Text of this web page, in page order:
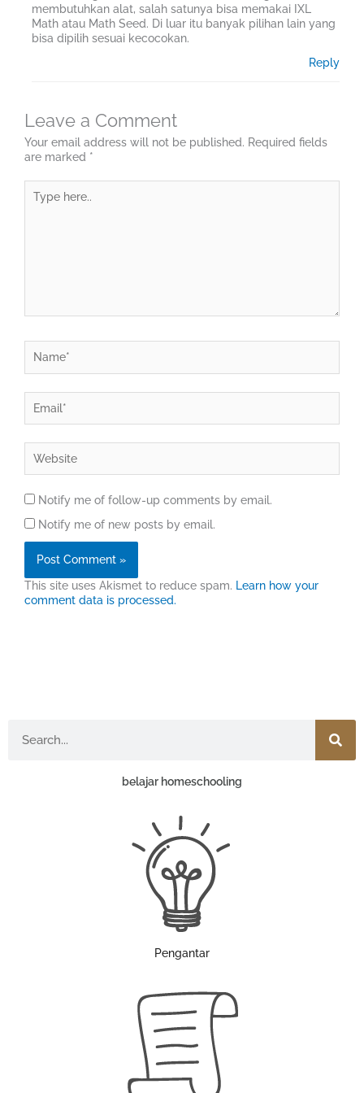
membutuhkan alat, salah satunya bisa memakai IXL
Math atau Math Seed. Di luar itu banyak pilihan lain yang
bisa dipilih sesuai kecocokan.
Reply
Leave a Comment
Your email address will not be published. Required fields
are marked *
here..
Notify me of follow-up comments by email.
Notify me of new posts by email.
This site uses Akismet to reduce spam. Learn how your
comment data is processed.
belajar homeschooling
Pengantar